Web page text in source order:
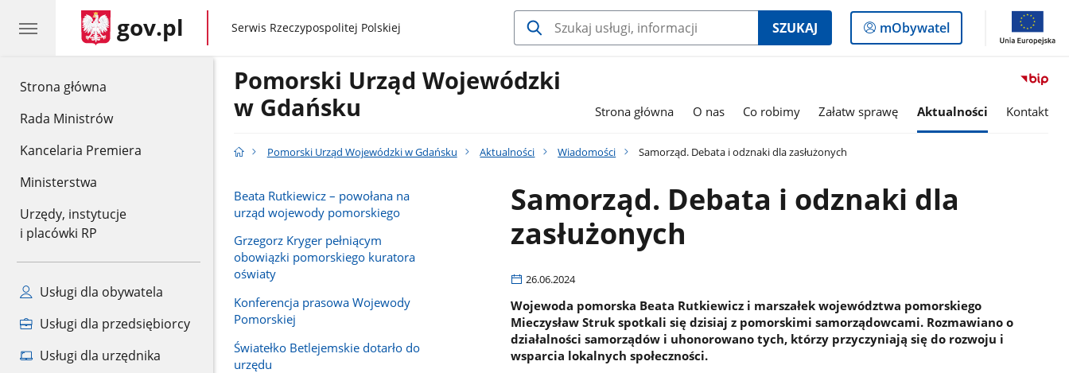
Strona główna
Rada Ministrów
Kancelaria Premiera
Ministerstwa
Urzędy, instytucje
i placówki RP
Usługi dla obywatela
Usługi dla przedsiębiorcy
Usługi dla urzędnika
gov.pl gov.pl
Serwis Rzeczypospolitej Polskiej SZUKAJ
Logowanie
do
mObywatel
Pomorski Urząd Wojewódzki
w Gdańsku
Strona główna O nas Co robimy Załatw sprawę Aktualności Kontakt
Pomorski Urząd Wojewódzki w Gdańsku Aktualności Wiadomości Samorząd. Debata i odznaki dla zasłużonych
Beata Rutkiewicz – powołana na
urząd wojewody pomorskiego
Grzegorz Kryger pełniącym
obowiązki pomorskiego kuratora
oświaty
Konferencja prasowa Wojewody
Pomorskiej
Światełko Betlejemskie dotarło do
urzędu
Samorząd. Debata i odznaki dla
zasłużonych
26.06.2024
Wojewoda pomorska Beata Rutkiewicz i marszałek województwa pomorskiego
Mieczysław Struk spotkali się dzisiaj z pomorskimi samorządowcami. Rozmawiano o
działalności samorządów i uhonorowano tych, którzy przyczyniają się do rozwoju i
wsparcia lokalnych społeczności.